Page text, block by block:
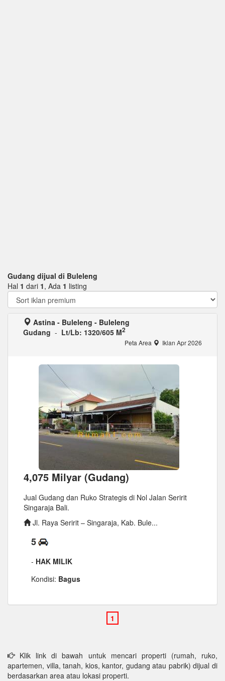
Gudang dijual di Buleleng
Hal 1 dari 1, Ada 1 listing
Astina - Buleleng - Buleleng
Gudang - Lt/Lb: 1320/605 M2
Peta Area Iklan Apr 2026
4,075 Milyar (Gudang)
Jual Gudang dan Ruko Strategis di Nol Jalan Seririt
Singaraja Bali.
Jl. Raya Seririt – Singaraja, Kab. Bule...
5
- HAK MILIK
Kondisi: Bagus
Klik link di bawah untuk mencari properti (rumah, ruko,
apartemen, villa, tanah, kios, kantor, gudang atau pabrik) dijual di
berdasarkan area atau lokasi properti.